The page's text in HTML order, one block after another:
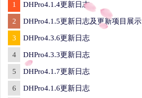
1 DHPro4.1.4更新日志
2 DHPro4.1.5更新日志及更新项目展示
3 DHPro4.3.6更新日志
4 DHPro4.3.3更新日志
5 DHPro4.1.7更新日志
6 DHPro4.1.6更新日志